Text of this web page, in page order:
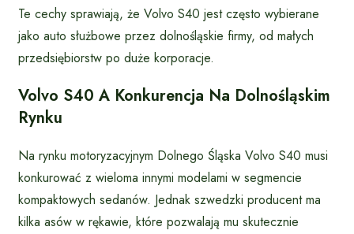
Te cechy sprawiają, że Volvo S40 jest często wybierane
jako auto służbowe przez dolnośląskie firmy, od małych
przedsiębiorstw po duże korporacje.
Volvo S40 A Konkurencja Na Dolnośląskim
Rynku
Na rynku motoryzacyjnym Dolnego Śląska Volvo S40 musi
konkurować z wieloma innymi modelami w segmencie
kompaktowych sedanów. Jednak szwedzki producent ma
kilka asów w rękawie, które pozwalają mu skutecznie